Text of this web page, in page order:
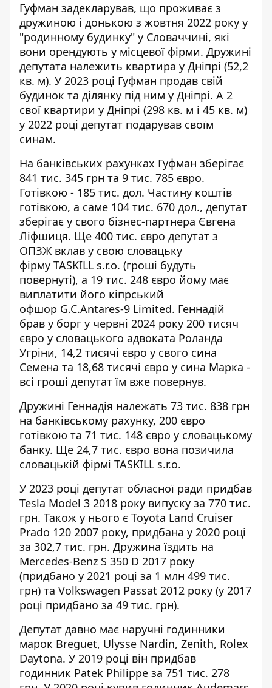
Гуфман задекларував, що проживає з
дружиною і донькою з жовтня 2022 року у
"родинному будинку" у Словаччині, які
вони орендують у місцевої фірми. Дружині
депутата належить квартира у Дніпрі (52,2
кв. м). У 2023 році Гуфман продав свій
будинок та ділянку під ним у Дніпрі. А 2
свої квартири у Дніпрі (298 кв. м і 45 кв. м)
у 2022 році депутат подарував своїм
синам.
На банківських рахунках Гуфман зберігає
841 тис. 345 грн та 9 тис. 785 євро.
Готівкою - 185 тис. дол. Частину коштів
готівкою, а саме 104 тис. 670 дол., депутат
зберігає у свого бізнес-партнера Євгена
Ліфшиця. Ще 400 тис. євро депутат з
ОПЗЖ вклав у свою словацьку
фірму TASKILL s.r.o. (гроші будуть
повернуті), а 19 тис. 248 євро йому має
виплатити його кіпрський
офшор G.C.Antares-9 Limited. Геннадій
брав у борг у червні 2024 року 200 тисяч
євро у словацького адвоката Роланда
Угріни, 14,2 тисячі євро у свого сина
Семена та 18,68 тисячі євро у сина Марка -
всі гроші депутат їм вже повернув.
Дружині Геннадія належать 73 тис. 838 грн
на банківському рахунку, 200 євро
готівкою та 71 тис. 148 євро у словацькому
банку. Ще 24,7 тис. євро вона позичила
словацькій фірмі TASKILL s.r.o.
У 2023 році депутат обласної ради придбав
Tesla Model 3 2018 року випуску за 770 тис.
грн. Також у нього є Toyota Land Cruiser
Prado 120 2007 року, придбана у 2020 році
за 302,7 тис. грн. Дружина їздить на
Mercedes-Benz S 350 D 2017 року
(придбано у 2021 році за 1 млн 499 тис.
грн) та Volkswagen Passat 2012 року (у 2017
році придбано за 49 тис. грн).
Депутат давно має наручні годинники
марок Breguet, Ulysse Nardin, Zenith, Rolex
Daytona. У 2019 році він придбав
годинник Patek Philippe за 751 тис. 278